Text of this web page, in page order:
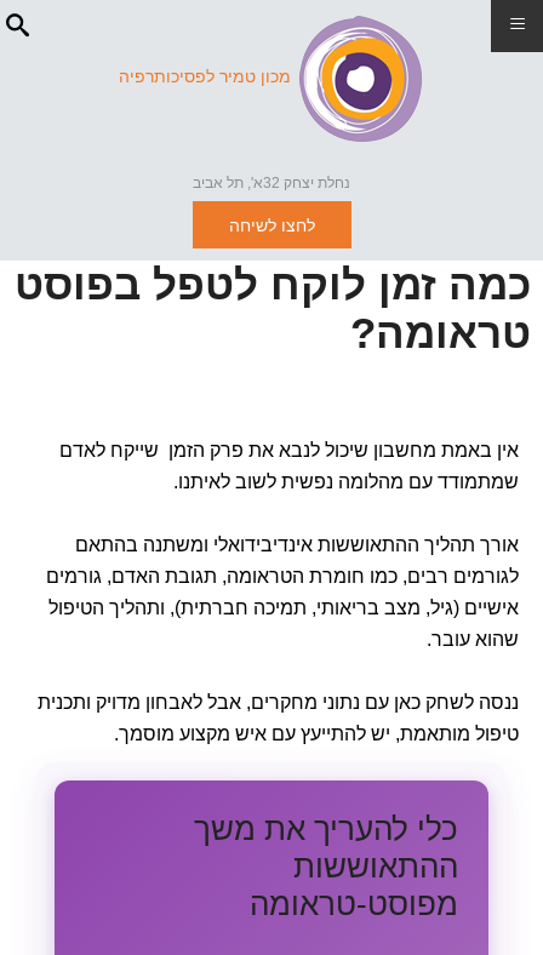
מכון טמיר לפסיכותרפיה
נחלת יצחק 32א', תל אביב
לחצו לשיחה
כמה זמן לוקח לטפל בפוסט
טראומה?
אין באמת מחשבון שיכול לנבא את פרק הזמן שייקח לאדם
שמתמודד עם מהלומה נפשית לשוב לאיתנו.
אורך תהליך ההתאוששות אינדיבידואלי ומשתנה בהתאם
לגורמים רבים, כמו חומרת הטראומה, תגובת האדם, גורמים
אישיים (גיל, מצב בריאותי, תמיכה חברתית), ותהליך הטיפול
שהוא עובר.
ננסה לשחק כאן עם נתוני מחקרים, אבל לאבחון מדויק ותכנית
טיפול מותאמת, יש להתייעץ עם איש מקצוע מוסמך.
כלי להעריך את משך
ההתאוששות
מפוסט-טראומה
≡